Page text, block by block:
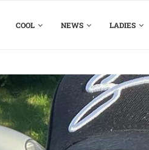
COOL NEWS LADIES